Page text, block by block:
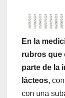
En la
rubros que
parte de la
lácteos,
con una